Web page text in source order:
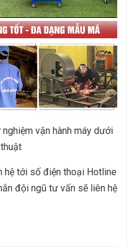
vận hành máy dưới
hệ tới số điện thoại Hotline
đội ngũ tư vấn sẽ liên hệ